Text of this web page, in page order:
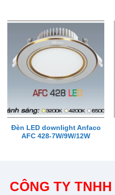
Đèn LED downlight Anfaco
AFC 428-7W/9W/12W
CÔNG TY